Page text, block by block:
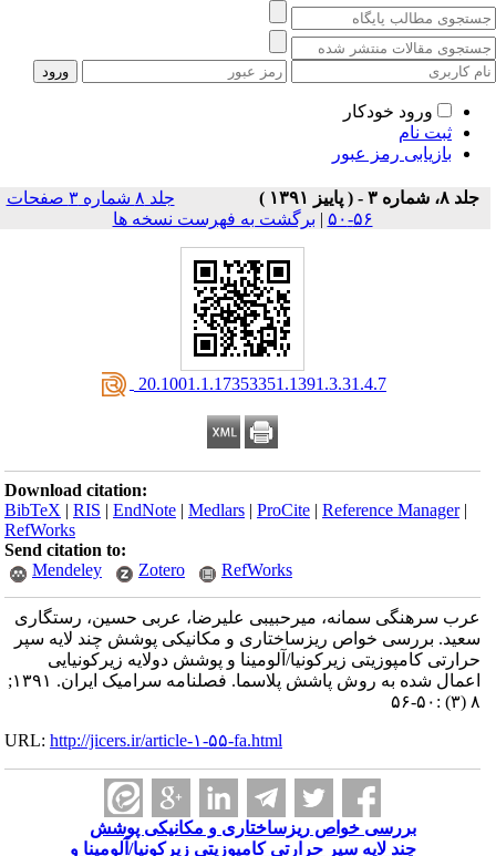
ورود خودکار
ثبت نام
بازیابی رمز عبور
جلد ۸، شماره ۳ - ( پاييز ۱۳۹۱ )
جلد ۸ شماره ۳ صفحات
۵۶-۵۰
| برگشت به فهرست نسخه ها
‎ 20.1001.1.17353351.1391.3.31.4.7
Download citation:
BibTeX |RIS |EndNote |Medlars |ProCite |Reference Manager
RefWorks
Send citation to:
Mendeley
Zotero RefWorks
عرب سرهنگی سمانه، میرحبیبی علیرضا، عربی حسین، رستگاری
سعید. بررسی خواص ریزساختاری و مکانیکی پوشش‌ چند لایه سپر
حرارتی کامپوزیتی زیرکونیا/آلومینا و پوشش دولایه زیرکونیایی
اعمال شده به روش پاشش پلاسما. فصلنامه سرامیک ایران. ۱۳۹۱;
URL:http://jicers.ir/article-۱-۵۵-fa.html
بررسی خواص ریزساختاری و مکانیکی پوشش‌
چند لایه سپر حرارتی کامپوزیتی زیرکونیا/آلومینا و